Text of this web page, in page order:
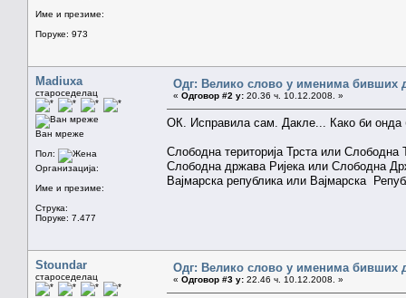
Име и презиме:
Поруке: 973
Madiuxa
староседелац
Ван мреже
Пол:
Организација:
Име и презиме:
Струка:
Поруке: 7.477
Одг: Велико слово у именима бивших
« Одговор #2 у: 20.36 ч. 10.12.2008. »
ОК. Исправила сам. Дакле... Како би онда
Слободна територија Трста или Слободна
Слободна држава Ријека или Слободна
Вајмарска република или Вајмарска
Stoundar
староседелац
Одг: Велико слово у именима бивших
« Одговор #3 у: 22.46 ч. 10.12.2008. »